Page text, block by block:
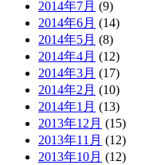
2014年7月 (9)
2014年6月 (14)
2014年5月 (8)
2014年4月 (12)
2014年3月 (17)
2014年2月 (10)
2014年1月 (13)
2013年12月 (15)
2013年11月 (12)
2013年10月 (12)